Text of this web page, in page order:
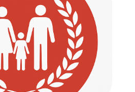
derechos. Acompañamos
tus pasos.
Ir a...